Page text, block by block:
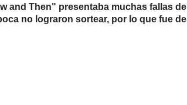
and Then" presentaba muchas fallas
no lograron sortear, por lo que fue